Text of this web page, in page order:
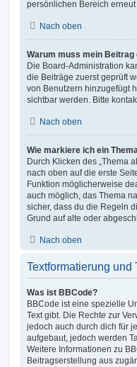
persönlichen Bereich erneut
Nach oben
Warum muss mein
Die Board-Administration
die Beiträge zuerst geprüft
von Benutzern hinzugefügt
sichtbar werden. Bitte
Nach oben
Wie markiere ich ein
Durch Klicken des „Thema
nach oben auf die erste
Funktion möglicherweise
auch möglich, das Thema
sicher, dass du die Regeln
Grund auf alte oder
Nach oben
Textformatierung und
Was ist BBCode?
BBCode ist eine spezielle
Text gibt. Die Rechte zur
jedoch auch durch dich für
aufgebaut, jedoch werden
Weitere Informationen zu
Beitragserstellung aus